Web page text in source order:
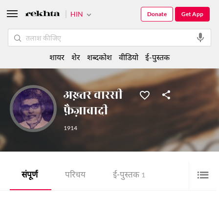
अख़्तर वारसी
फ़ैज़ाबादी
1914
संपूर्ण परिचय ई-पुस्तक 1
HIN Get App
Donate
शायर शेर शब्दकोश वीडियो ई-पुस्तक